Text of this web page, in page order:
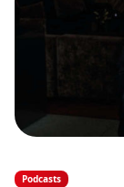
Podcasts